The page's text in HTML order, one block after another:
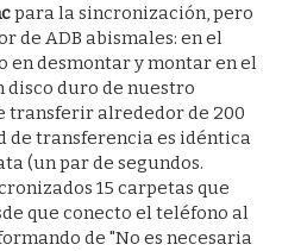
para la sincronización, pero
de ADB abismales: en el
en desmontar y montar en el
disco duro de nuestro
transferir alrededor de 200
de transferencia es idéntica
(un par de segundos.
15 carpetas que
que conecto el teléfono al
de "No es necesaria